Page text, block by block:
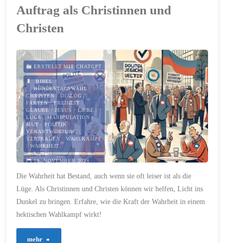
Auftrag als Christinnen und
Christen
ERSTELLT MIT CHATGPT
BIBEL/
BUNDESTAGSWAHL /
CHRISTEN/DIALOG/
FAKTEN/FREIHEIT /
GLAUBE/JESUS / LIEBE/
LÜGE /MANIPULATION /
MUT / POLITIK/
VERANTWORTUNG /
VERTRAUEN/ WAHLKAMPF
/WAHRHEIT
19. NOVEMBER 2024
Die Wahrheit hat Bestand, auch wenn sie oft leiser ist als die
Lüge. Als Christinnen und Christen können wir helfen, Licht ins
Dunkel zu bringen. Erfahre, wie die Kraft der Wahrheit in einem
hektischen Wahlkampf wirkt!
mehr